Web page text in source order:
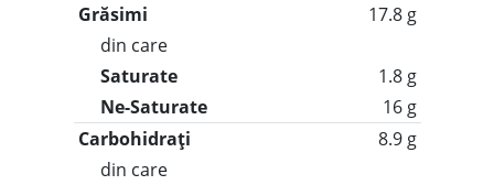
Grăsimi
17.8 g
din care
Saturate
1.8 g
Ne-Saturate
16 g
Carbohidrați
8.9 g
din care